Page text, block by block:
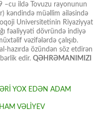
–cu ildə Tovuzu rayonunun
kəndində müəllim ailəsində
Universitetinin Riyaziyyat
fəaliyyəti dövründə indiyə
vəzifələrdə çalışıb.
hazırda özündən söz etdirən
edir. QƏHRƏMANIMIZI
YOX EDƏN ADAM
VƏLİYEV